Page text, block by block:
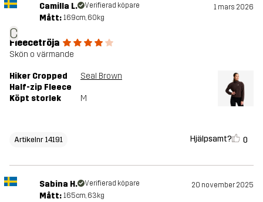
C
Camilla L. Verifierad köpare 1 mars 2026
Mått: 169cm, 60kg
Fleecetröja
Skön o värmande
Hiker Cropped
Half-zip Fleece
Seal Brown
Köpt storlek M
Artikelnr 14191 Hjälpsamt? 0
Sabina H. Verifierad köpare 20 november 2025
Mått: 165cm, 63kg